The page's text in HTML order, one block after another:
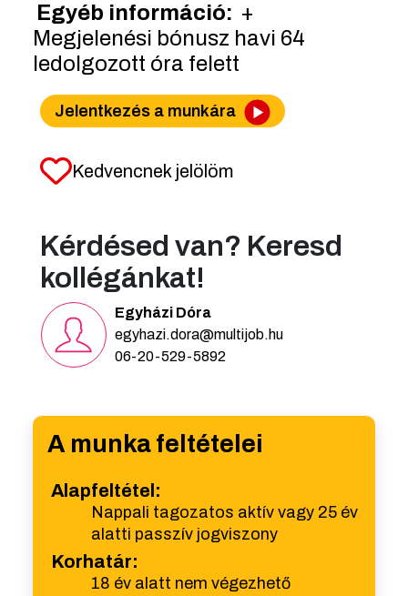
Egyéb információ: +
Megjelenési bónusz havi 64
ledolgozott óra felett
Jelentkezés a munkára
Kedvencnek jelölöm
Kérdésed van? Keresd
kollégánkat!
Egyházi Dóra
egyhazi.dora@multijob.hu
06-20-529-5892
A munka feltételei
Alapfeltétel:
Nappali tagozatos aktív vagy 25 év
alatti passzív jogviszony
Korhatár:
18 év alatt nem végezhető